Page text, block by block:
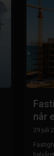
når
29 juli